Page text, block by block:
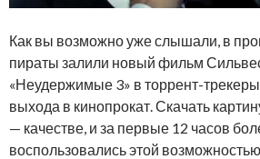
Как вы возможно уже слышали, в
пираты залили новый фильм
«Неудержимые 3» в торрент-трекеры
выхода в кинопрокат. Скачать
— качестве, и за первые 12 часов
воспользовались этой возможностью.